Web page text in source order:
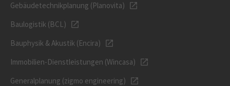
Gebäudetechnikplanung (Planovita)
Baulogistik (BCL)
Bauphysik & Akustik (Encira)
Immobilien-Dienstleistungen (Wincasa)
Generalplanung (zigmo engineering)